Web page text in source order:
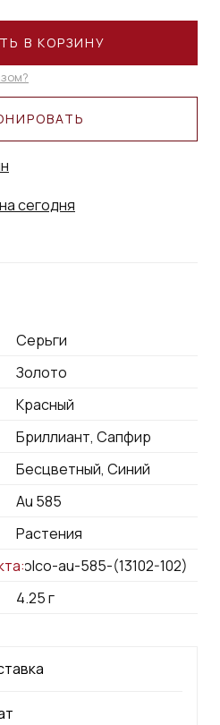
сегодня
В КОРЗИНУ
Серьги
Золото
Красный
Бриллиант, Сапфир
Бесцветный, Синий
Au 585
Растения
kolco-au-585-(13102-102)
4.25г